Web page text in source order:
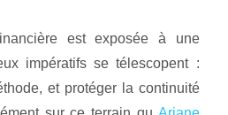
est exposée à une
impératifs se télescopent :
et protéger la continuité